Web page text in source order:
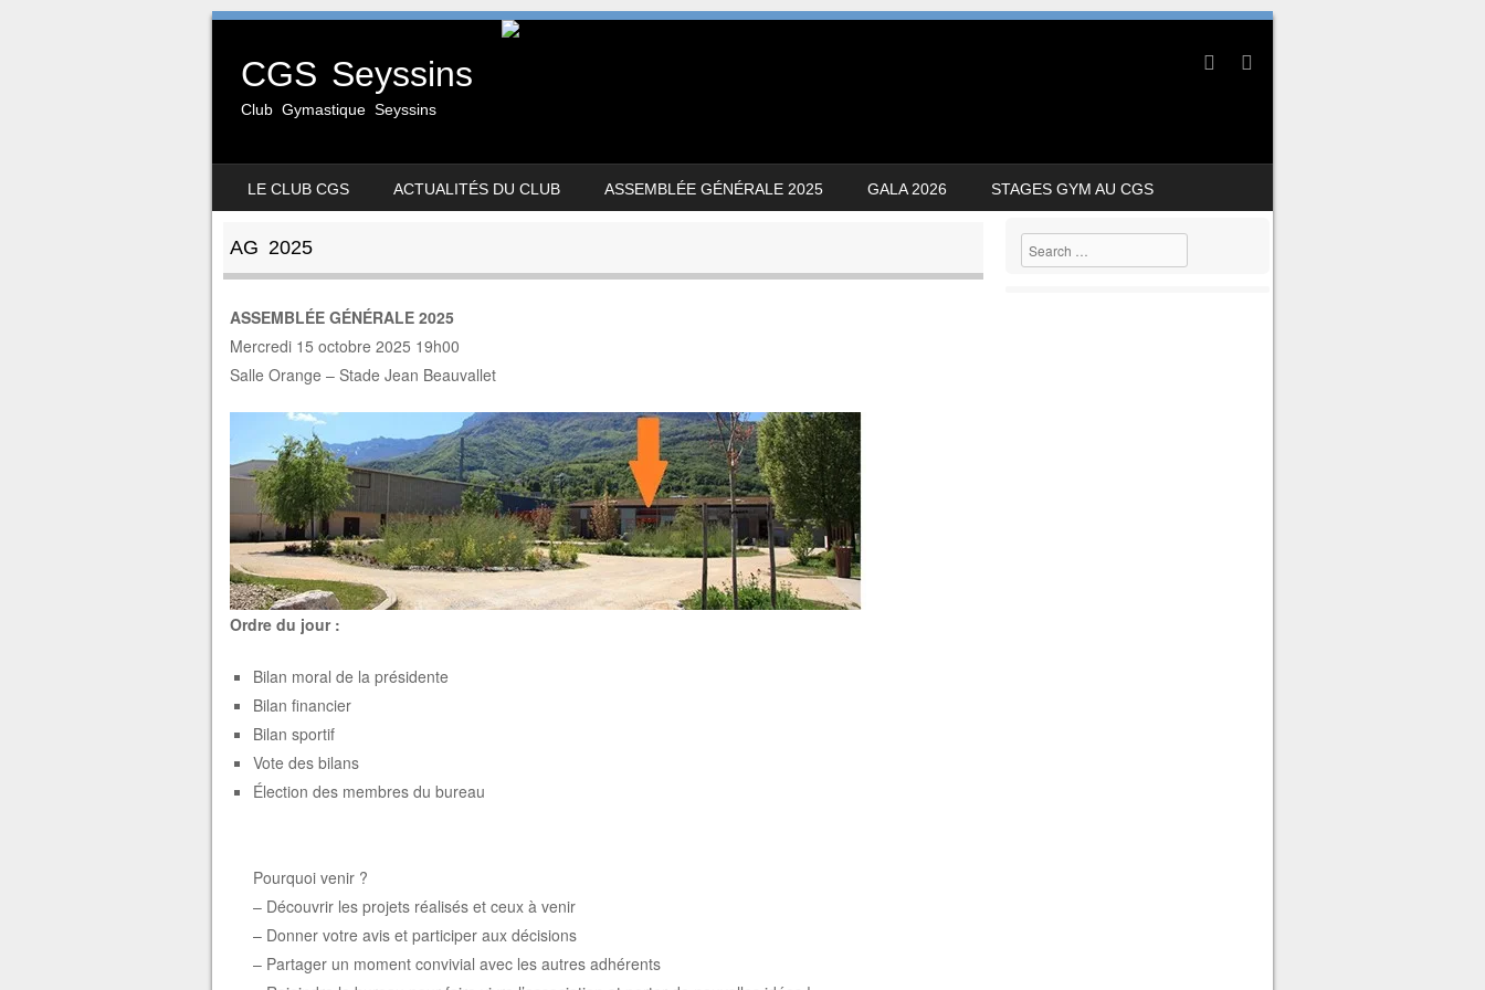
CGS Seyssins
Club Gymastique Seyssins
MENU
LE CLUB CGS ACTUALITÉS DU CLUB ASSEMBLÉE GÉNÉRALE 2025 GALA 2026 STAGES GYM AU CGS
AG 2025
ASSEMBLÉE GÉNÉRALE 2025
Mercredi 15 octobre 2025 19h00
Salle Orange – Stade Jean Beauvallet
Ordre du jour :
Bilan moral de la présidente
Bilan financier
Bilan sportif
Vote des bilans
Élection des membres du bureau
Pourquoi venir ?
– Découvrir les projets réalisés et ceux à venir
– Donner votre avis et participer aux décisions
– Partager un moment convivial avec les autres adhérents
Search